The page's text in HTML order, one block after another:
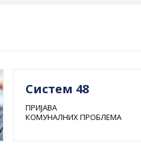
Систем 48
ПРИЈАВА
КОМУНАЛНИХ ПРОБЛЕМА